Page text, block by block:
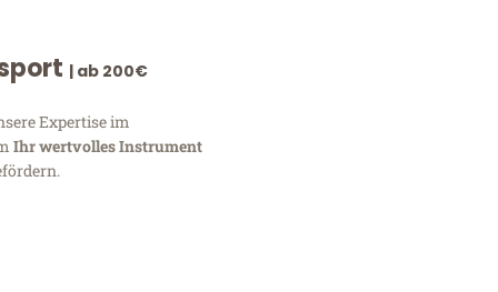
| ab 200€
Expertise im
Ihr wertvolles Instrument